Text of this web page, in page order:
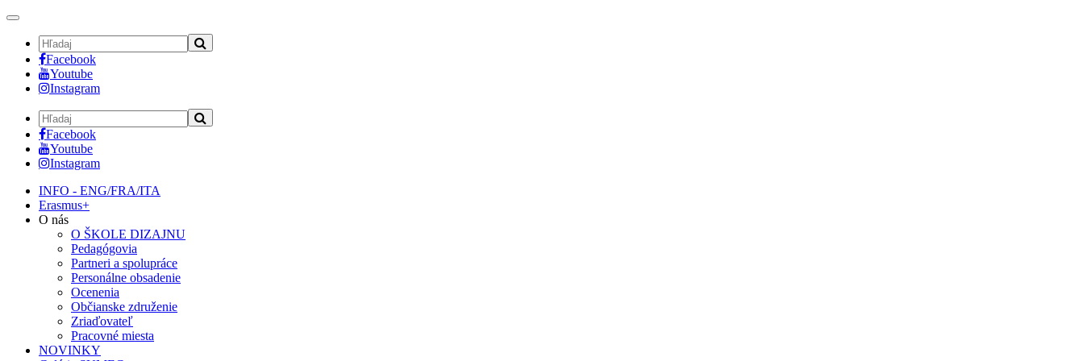
Toggle
navigation
Facebook
Youtube
Instagram
Facebook
Youtube
Instagram
INFO - ENG/FRA/ITA
Erasmus+
O nás
O ŠKOLE DIZAJNU
Pedagógovia
Partneri a spolupráce
Personálne obsadenie
Ocenenia
Občianske združenie
Zriaďovateľ
Pracovné miesta
NOVINKY